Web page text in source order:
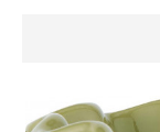
gleich die
24 cmBitte
Tiefkühler